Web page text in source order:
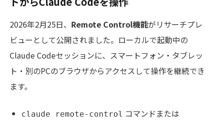
2026年2月25日、 Remote Control機能がリサーチプレ
ビューとして公開されました。ローカルで起動中の
Claude Codeセッションに、スマートフォン・タブレッ
ト・別のPCのブラウザからアクセスして操作を継続でき
ます。
claude remote-control コマンドまたは